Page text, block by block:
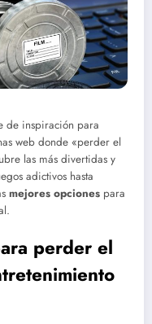
de inspiración para
web donde «perder el
las más divertidas y
adictivos hasta
mejores opciones para
perder el